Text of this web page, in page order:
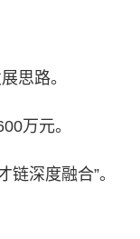
思路。
万元。
深度融合”。